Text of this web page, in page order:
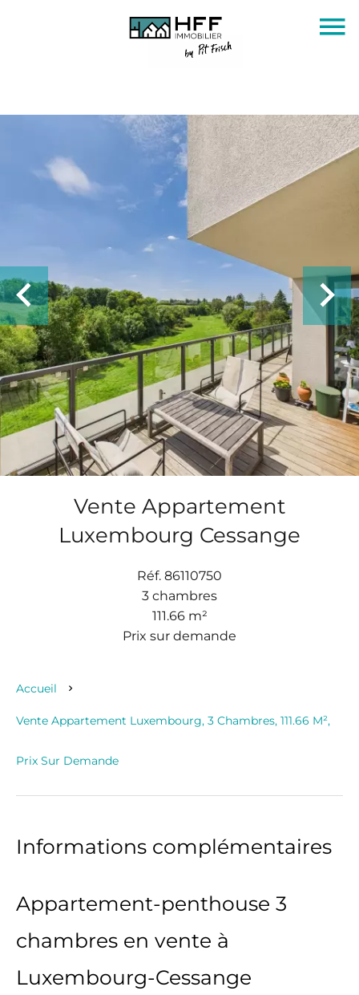
Vente Appartement
Luxembourg Cessange
Réf. 86110750
3 chambres
111.66 m²
Prix sur demande
Accueil
Vente Appartement Luxembourg, 3 Chambres, 111.66 M²,
Prix Sur Demande
Informations complémentaires
Appartement-penthouse 3
chambres en vente à
Luxembourg-Cessange